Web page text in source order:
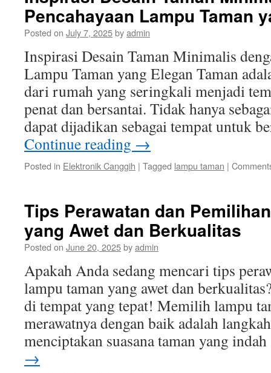
Pencahayaan Lampu Taman
Posted on July 7, 2025byadmin
Inspirasi Desain Taman Minimalis
Lampu Taman yang Elegan Taman
dari rumah yang seringkali menjadi
penat dan bersantai. Tidak hanya
dapat dijadikan sebagai tempat untuk
Continue reading →
Posted in Elektronik Canggih | Tagged lampu taman |
Tips Perawatan dan
yang Awet dan Berkualitas
Posted on June 20, 2025byadmin
Apakah Anda sedang mencari tips
lampu taman yang awet dan
di tempat yang tepat! Memilih lampu
merawatnya dengan baik adalah
menciptakan suasana taman yang
→